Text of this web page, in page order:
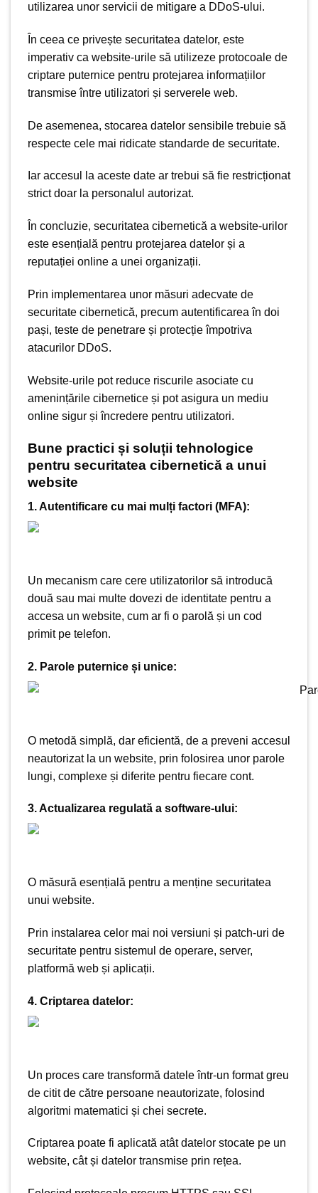
utilizarea unor servicii de mitigare a DDoS-ului.
În ceea ce privește securitatea datelor, este
imperativ ca website-urile să utilizeze protocoale de
criptare puternice pentru protejarea informațiilor
transmise între utilizatori și serverele web.
De asemenea, stocarea datelor sensibile trebuie să
respecte cele mai ridicate standarde de securitate.
Iar accesul la aceste date ar trebui să fie restricționat
strict doar la personalul autorizat.
În concluzie, securitatea cibernetică a website-urilor
este esențială pentru protejarea datelor și a
reputației online a unei organizații.
Prin implementarea unor măsuri adecvate de
securitate cibernetică, precum autentificarea în doi
pași, teste de penetrare și protecție împotriva
atacurilor DDoS.
Website-urile pot reduce riscurile asociate cu
amenințările cibernetice și pot asigura un mediu
online sigur și încredere pentru utilizatori.
Bune practici și soluții tehnologice
pentru securitatea cibernetică a unui
website
1. Autentificare cu mai mulți factori (MFA):
Un mecanism care cere utilizatorilor să introducă
două sau mai multe dovezi de identitate pentru a
accesa un website, cum ar fi o parolă și un cod
primit pe telefon.
2. Parole puternice și unice:
O metodă simplă, dar eficientă, de a preveni accesul
neautorizat la un website, prin folosirea unor parole
lungi, complexe și diferite pentru fiecare cont.
3. Actualizarea regulată a software-ului:
O măsură esențială pentru a menține securitatea
unui website.
Prin instalarea celor mai noi versiuni și patch-uri de
securitate pentru sistemul de operare, server,
platformă web și aplicații.
4. Criptarea datelor:
Un proces care transformă datele într-un format greu
de citit de către persoane neautorizate, folosind
algoritmi matematici și chei secrete.
Criptarea poate fi aplicată atât datelor stocate pe un
website, cât și datelor transmise prin rețea.